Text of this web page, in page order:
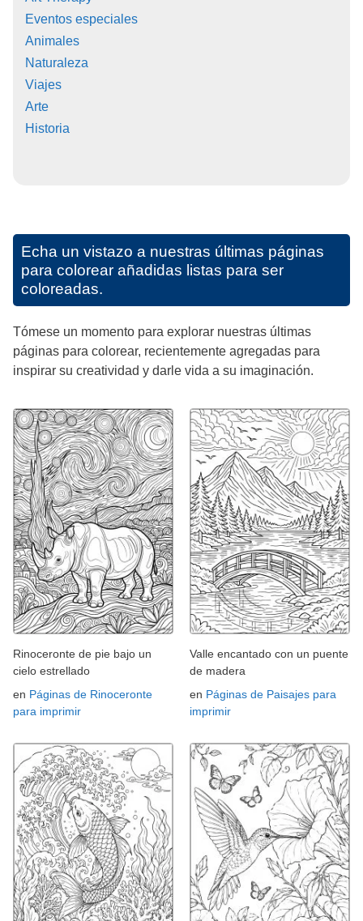
Eventos especiales
Animales
Naturaleza
Viajes
Arte
Historia
Echa un vistazo a nuestras últimas páginas
para colorear añadidas listas para ser
coloreadas.
Tómese un momento para explorar nuestras últimas
páginas para colorear, recientemente agregadas para
inspirar su creatividad y darle vida a su imaginación.
Rinoceronte de pie bajo un
cielo estrellado
en Páginas de Rinoceronte
para imprimir
Valle encantado con un puente
de madera
en Páginas de Paisajes para
imprimir